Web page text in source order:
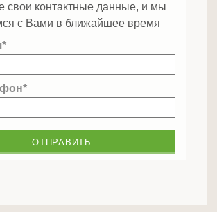
свои контактные данные, и мы
с Вами в ближайшее время